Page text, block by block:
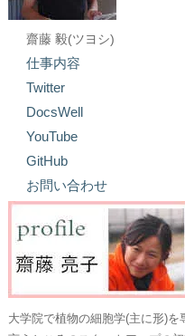
齋藤 毅(ツヨシ)
仕事内容
Twitter
DocsWell
YouTube
GitHub
お問い合わせ
大学院で植物の細胞学(主に形)